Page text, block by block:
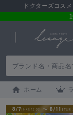
ドクターズコス
ホーム